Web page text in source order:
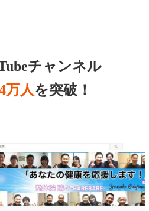
チャンネル
万人を突破！